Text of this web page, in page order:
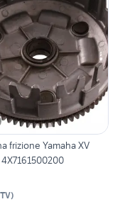
frizione Yamaha XV
TV)